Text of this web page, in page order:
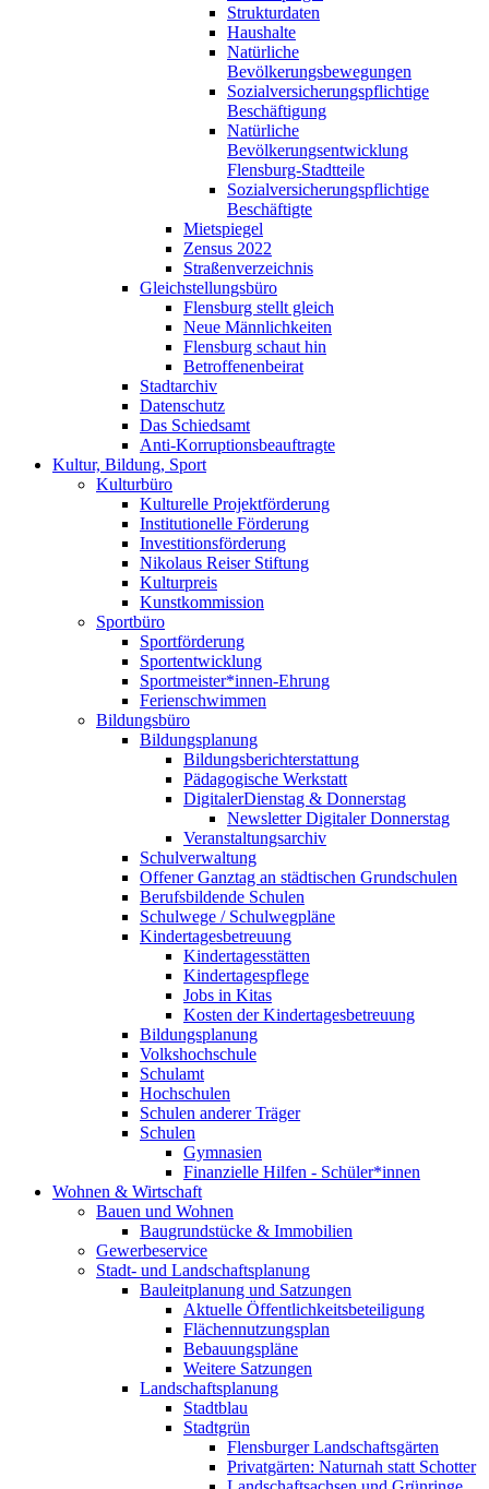
Strukturdaten
Haushalte
Natürliche
Bevölkerungsbewegungen
Sozialversicherungspflichtige
Beschäftigung
Natürliche
Bevölkerungsentwicklung
Flensburg-Stadtteile
Sozialversicherungspflichtige
Beschäftigte
Mietspiegel
Zensus 2022
Straßenverzeichnis
Gleichstellungsbüro
Flensburg stellt gleich
Neue Männlichkeiten
Flensburg schaut hin
Betroffenenbeirat
Stadtarchiv
Datenschutz
Das Schiedsamt
Anti-Korruptionsbeauftragte
Kultur, Bildung, Sport
Kulturbüro
Kulturelle Projektförderung
Institutionelle Förderung
Investitionsförderung
Nikolaus Reiser Stiftung
Kulturpreis
Kunstkommission
Sportbüro
Sportförderung
Sportentwicklung
Sportmeister*innen-Ehrung
Ferienschwimmen
Bildungsbüro
Bildungsplanung
Bildungsberichterstattung
Pädagogische Werkstatt
DigitalerDienstag & Donnerstag
Newsletter Digitaler Donnerstag
Veranstaltungsarchiv
Schulverwaltung
Offener Ganztag an städtischen Grundschulen
Berufsbildende Schulen
Schulwege / Schulwegpläne
Kindertagesbetreuung
Kindertagesstätten
Kindertagespflege
Jobs in Kitas
Kosten der Kindertagesbetreuung
Bildungsplanung
Volkshochschule
Schulamt
Hochschulen
Schulen anderer Träger
Schulen
Gymnasien
Finanzielle Hilfen - Schüler*innen
Wohnen & Wirtschaft
Bauen und Wohnen
Baugrundstücke & Immobilien
Gewerbeservice
Stadt- und Landschaftsplanung
Bauleitplanung und Satzungen
Aktuelle Öffentlichkeitsbeteiligung
Flächennutzungsplan
Bebauungspläne
Weitere Satzungen
Landschaftsplanung
Stadtblau
Stadtgrün
Flensburger Landschaftsgärten
Privatgärten: Naturnah statt Schotter